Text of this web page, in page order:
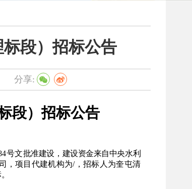
段）招标公告
分享:
段）招标公告
号文批准建设， 建设资金来自中央水利
，项目代建机构为/，招标人为奎屯清